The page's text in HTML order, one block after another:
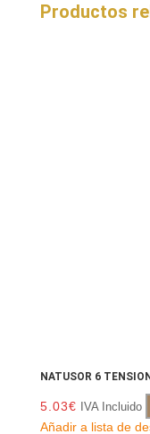
Productos
NATUSOR 6
5.03€ IVA Incluido
Añadir a lista de